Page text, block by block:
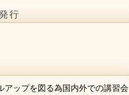
行
アップを図る為国内外での講習会